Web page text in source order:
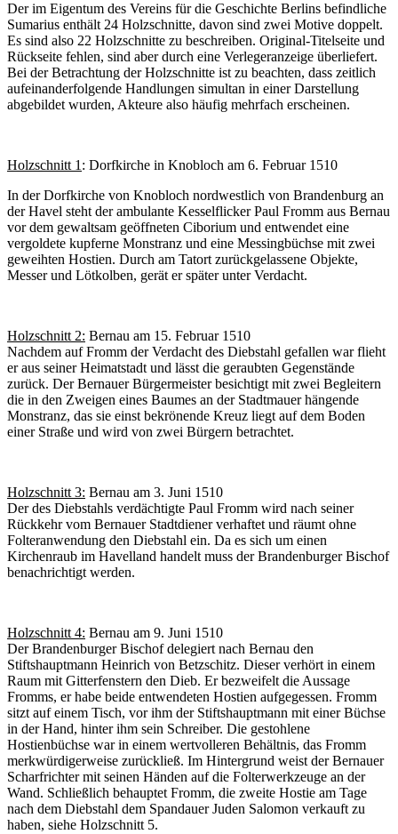
Der im Eigentum des Vereins für die Geschichte Berlins befindliche
Sumarius enthält 24 Holzschnitte, davon sind zwei Motive doppelt.
Es sind also 22 Holzschnitte zu beschreiben. Original-Titelseite und
Rückseite fehlen, sind aber durch eine Verlegeranzeige überliefert.
Bei der Betrachtung der Holzschnitte ist zu beachten, dass zeitlich
aufeinanderfolgende Handlungen simultan in einer Darstellung
abgebildet wurden, Akteure also häufig mehrfach erscheinen.
Holzschnitt 1 : Dorfkirche in Knobloch am 6. Februar 1510
In der Dorfkirche von Knobloch nordwestlich von Brandenburg an
der Havel steht der ambulante Kesselflicker Paul Fromm aus Bernau
vor dem gewaltsam geöffneten Ciborium und entwendet eine
vergoldete kupferne Monstranz und eine Messingbüchse mit zwei
geweihten Hostien. Durch am Tatort zurückgelassene Objekte,
Messer und Lötkolben, gerät er später unter Verdacht.
Holzschnitt 2: Bernau am 15. Februar 1510
Nachdem auf Fromm der Verdacht des Diebstahl gefallen war flieht
er aus seiner Heimatstadt und lässt die geraubten Gegenstände
zurück. Der Bernauer Bürgermeister besichtigt mit zwei Begleitern
die in den Zweigen eines Baumes an der Stadtmauer hängende
Monstranz, das sie einst bekrönende Kreuz liegt auf dem Boden
einer Straße und wird von zwei Bürgern betrachtet.
Holzschnitt 3: Bernau am 3. Juni 1510
Der des Diebstahls verdächtigte Paul Fromm wird nach seiner
Rückkehr vom Bernauer Stadtdiener verhaftet und räumt ohne
Folteranwendung den Diebstahl ein. Da es sich um einen
Kirchenraub im Havelland handelt muss der Brandenburger Bischof
benachrichtigt werden.
Holzschnitt 4: Bernau am 9. Juni 1510
Der Brandenburger Bischof delegiert nach Bernau den
Stiftshauptmann Heinrich von Betzschitz. Dieser verhört in einem
Raum mit Gitterfenstern den Dieb. Er bezweifelt die Aussage
Fromms, er habe beide entwendeten Hostien aufgegessen. Fromm
sitzt auf einem Tisch, vor ihm der Stiftshauptmann mit einer Büchse
in der Hand, hinter ihm sein Schreiber. Die gestohlene
Hostienbüchse war in einem wertvolleren Behältnis, das Fromm
merkwürdigerweise zurückließ. Im Hintergrund weist der Bernauer
Scharfrichter mit seinen Händen auf die Folterwerkzeuge an der
Wand. Schließlich behauptet Fromm, die zweite Hostie am Tage
nach dem Diebstahl dem Spandauer Juden Salomon verkauft zu
haben, siehe Holzschnitt 5.